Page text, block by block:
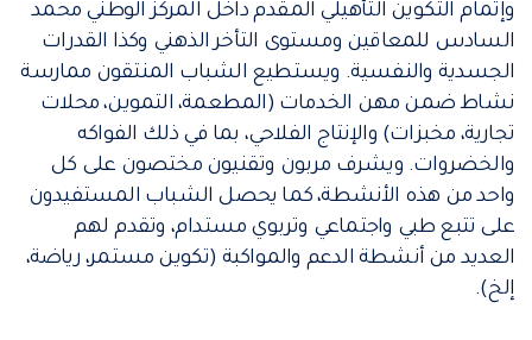
وإتمام التكوين التأهيلي المقدم داخل المركز الوطني محمد
السادس للمعاقين ومستوى التأخر الذهني وكذا القدرات
الجسدية والنفسية. ويستطيع الشباب المنتقون ممارسة
نشاط ضمن مهن الخدمات (المطعمة، التموين، محلات
تجارية، مخبزات) والإنتاج الفلاحي، بما في ذلك الفواكه
والخضروات. ويشرف مربون وتقنيون مختصون على كل
واحد من هذه الأنشطة، كما يحصل الشباب المستفيدون
على تتبع طبي واجتماعي وتربوي مستدام، وتقدم لهم
العديد من أنشطة الدعم والمواكبة (تكوين مستمر، رياضة،
إلخ).